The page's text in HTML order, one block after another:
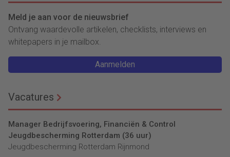
Meld je aan voor de nieuwsbrief
Ontvang waardevolle artikelen, checklists, interviews en
whitepapers in je mailbox.
Aanmelden
Vacatures
Manager Bedrijfsvoering, Financiën & Control
Jeugdbescherming Rotterdam (36 uur)
Jeugdbescherming Rotterdam Rijnmond